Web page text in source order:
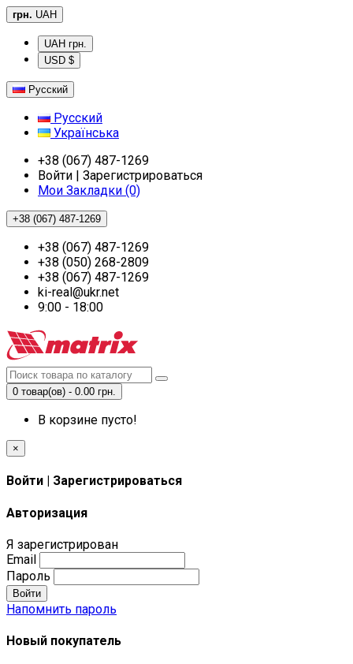
грн. UAH
UAH грн.
USD $
Русский
Русский
Українська
+38 (067) 487-1269
Войти | Зарегистрироваться
Мои Закладки (0)
+38 (067) 487-1269
+38 (067) 487-1269
+38 (050) 268-2809
+38 (067) 487-1269
ki-real@ukr.net
9:00 - 18:00
0 товар(ов) - 0.00 грн.
В корзине пусто!
×
Войти | Зарегистрироваться
Авторизация
Я зарегистрирован
Email
Пароль
Войти
Напомнить пароль
Новый покупатель